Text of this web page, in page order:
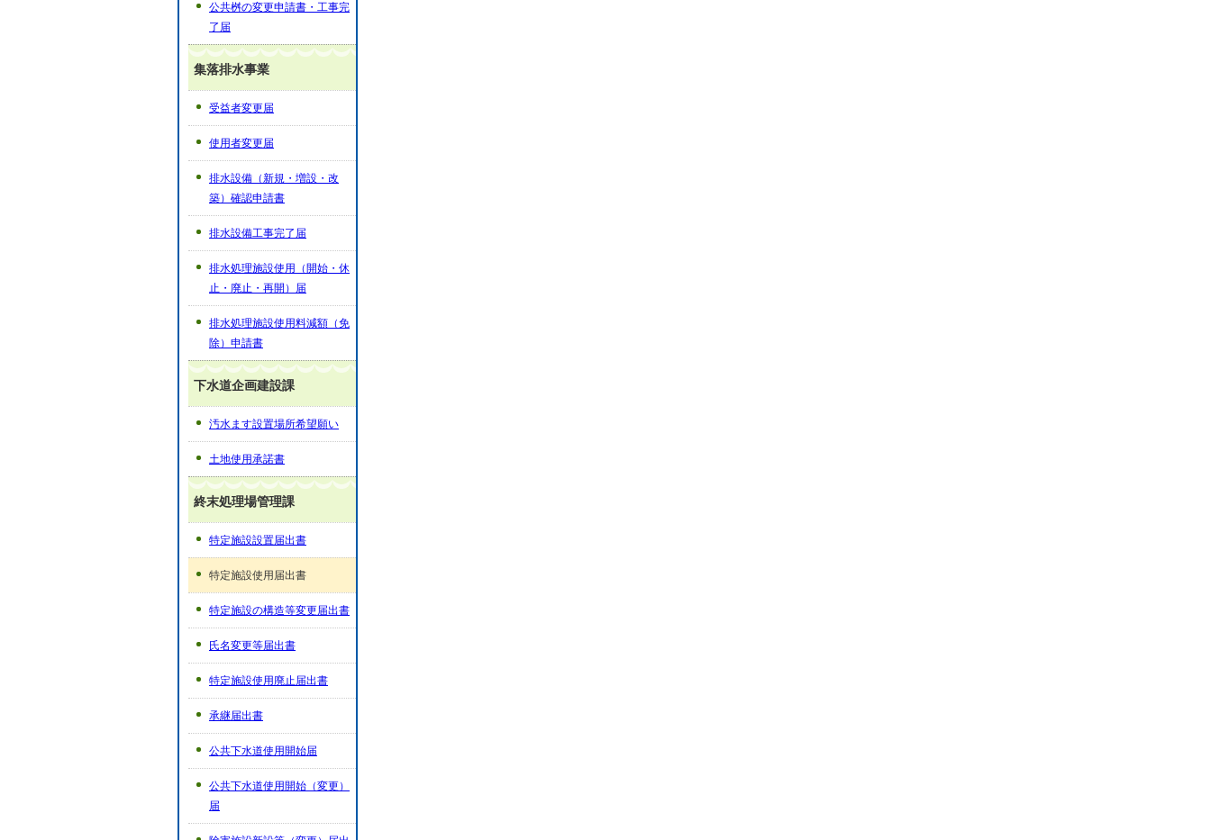
公共桝の変更申請書・工事完
了届
集落排水事業
受益者変更届
使用者変更届
排水設備（新規・増設・改
築）確認申請書
排水設備工事完了届
排水処理施設使用（開始・休
止・廃止・再開）届
排水処理施設使用料減額（免
除）申請書
下水道企画建設課
汚水ます設置場所希望願い
土地使用承諾書
終末処理場管理課
特定施設設置届出書
特定施設使用届出書
特定施設の構造等変更届出書
氏名変更等届出書
特定施設使用廃止届出書
承継届出書
公共下水道使用開始届
公共下水道使用開始（変更）
届